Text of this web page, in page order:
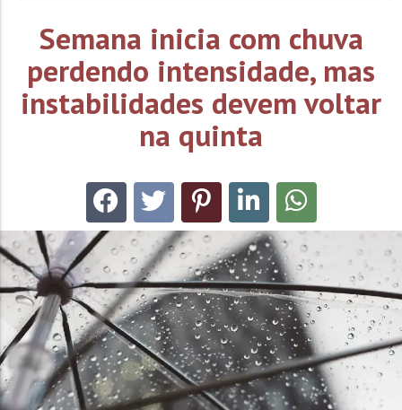
Semana inicia com chuva
perdendo intensidade, mas
instabilidades devem voltar
na quinta